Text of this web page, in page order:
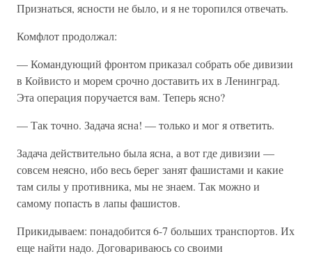
Признаться, ясности не было, и я не торопился отвечать.
Комфлот продолжал:
— Командующий фронтом приказал собрать обе дивизии
в Койвисто и морем срочно доставить их в Ленинград.
Эта операция поручается вам. Теперь ясно?
— Так точно. Задача ясна! — только и мог я ответить.
Задача действительно была ясна, а вот где дивизии —
совсем неясно, ибо весь берег занят фашистами и какие
там силы у противника, мы не знаем. Так можно и
самому попасть в лапы фашистов.
Прикидываем: понадобится 6-7 больших транспортов. Их
еще найти надо. Договариваюсь со своими